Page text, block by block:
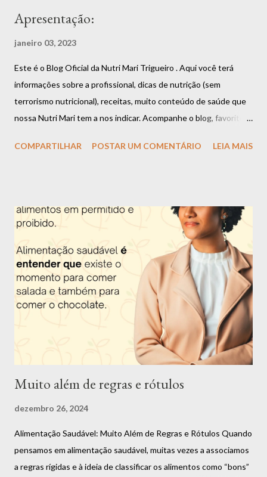
Apresentação:
janeiro 03, 2023
Este é o Blog Oficial da Nutri Mari Trigueiro . Aqui você terá
informações sobre a profissional, dicas de nutrição (sem
terrorismo nutricional), receitas, muito conteúdo de saúde que
nossa Nutri Mari tem a nos indicar. Acompanhe o blog, favorite,
uma boa alimentação é garantia de saúde e longevidade.
anos e desde os 16 anos eu escolhi essa profissão por ver o
impacto que uma má alimentação causa na saúde e querer
descobrir uma forma de mudar essa situação e assim ajudar as
pessoas. Apesar de ter muitas outras paixões, como citei
anteriormente, eu nunca consegui me enxergar fazendo outra
coisa. Fui uma criança acima do peso e desde nova senti o peso
dos padrões de beleza impostos pela sociedade. O ano de 2022
COMPARTILHAR POSTAR UM COMENTÁRIO LEIA MAIS
Muito além de regras e rótulos
dezembro 26, 2024
Alimentação Saudável: Muito Além de Regras e Rótulos Quando
pensamos em alimentação saudável, muitas vezes a associamos
a regras rígidas e à ideia de classificar os alimentos como “bons”